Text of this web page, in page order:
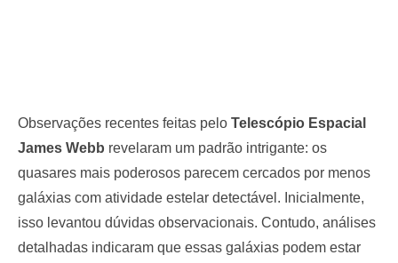
Observações recentes feitas pelo Telescópio Espacial
James Webb revelaram um padrão intrigante: os
quasares mais poderosos parecem cercados por menos
galáxias com atividade estelar detectável. Inicialmente,
isso levantou dúvidas observacionais. Contudo, análises
detalhadas indicaram que essas galáxias podem estar